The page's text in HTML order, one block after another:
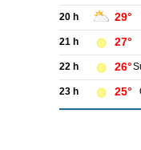
20 h 29°
21 h 27°
22 h 26°
23 h 25°